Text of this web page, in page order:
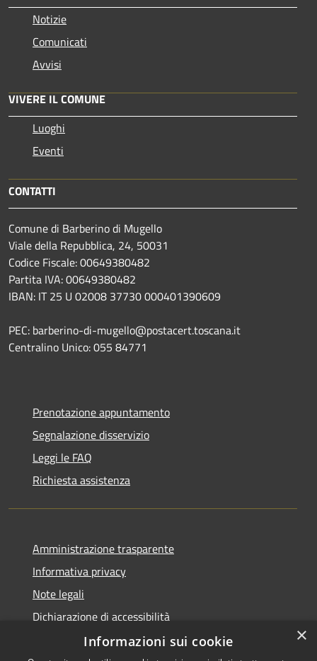
Notizie
Comunicati
Avvisi
VIVERE IL COMUNE
Luoghi
Eventi
CONTATTI
Comune di Barberino di Mugello
Viale della Repubblica, 24, 50031
Codice Fiscale: 00649380482
Partita IVA: 00649380482
IBAN: IT 25 U 02008 37730 000401390609
PEC: barberino-di-mugello@postacert.toscana.it
Centralino Unico: 055 84771
Prenotazione appuntamento
Segnalazione disservizio
Leggi le FAQ
Richiesta assistenza
Amministrazione trasparente
Informativa privacy
Note legali
Dichiarazione di accessibilità
×
Informazioni sui cookie